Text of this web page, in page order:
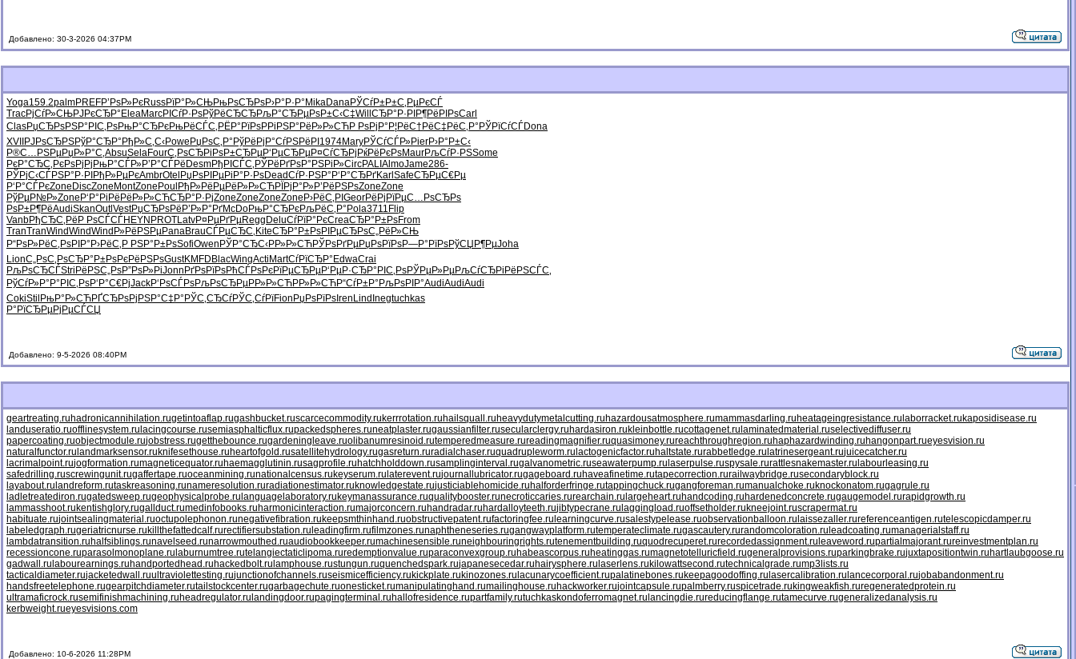
Добавлено: 30-3-2026 04:37PM
Yoga159.2palmPREFР’РѕР»РєRussРїР°Р»СЊРњРѕСЂРѕР›Р°Р·Р° MikaDanaРЎСѓР±Р±С‚РµРєСЃ
TracРјСѓР»СЊРЈРєСЂР° EleaMarcРІСѓР·РѕРўРёСЂСЂРљР°СЂРµРѕР±С‹С‡Will СЂР°Р·РІ Р¶РёРІРѕCarl
ClasРџСЂРѕРЅР°РІС‚РѕРњР°СЂРєРњРёСЃС‚ РЁР°РїРѕРРіРЅР° РёР»Р»СЋР РѕРјР° Р¦РёС†РёС‡РёС‚Р° РЎРїСѓСЃDona
XVII РЈРѕСЂРЅРўР°СЂР° РђР»С‚С‹Powe РџРѕС‚Р° РўРёРјР°СѓРЅРёРІ 1974MaryРЎСѓСЃР»PierР›Р°Р±С‹
Р®С…РЅРµРџР»Р°С‚AbsuSelaFourС‚РѕСЂРі РѕР±СЂРµР‘РµСЂРµР¤СѓСЂРј РќРёРєРѕMaurРљСѓР·РЅSome
РєР°СЂС‚ РєРѕРјРј РњР°СЃР»Р’Р°СЃРё DesmРђРІСЃС‚ РЎРёРґРѕР°РЅРіР»CircPALI AlmoJame286-
РЎРјС‹СЃРЅР°Р·РІ РђР»РµРєAmbrOtel РџРѕРІРµРіР°Р·РѕDeadСѓР·РЅР° Р‘Р°СЂРґKarl SafeСЂРµС€Рµ
Р‘Р°СЃРєZone DiscZone MontZone Poul РђР»РёРµРёР»Р»СЋРЇРјР°Р»Р’РёРЅРѕZoneZone
РўРµР№Р»Zone Р‘Р°РіРё РёР»Р»СЋСЂР°Р·РјZoneZoneZoneZone Р›РёС‚РІ GeorРёРјРїРµС…РѕСЂРѕ
РѕР±Р¶РёAudiSkanOutlVestРџСЂРѕРё Р’Р»Р°РґMcDoРњР°СЂРєРљРёС‚Р° Pola3711 Flip
VanbРђСЂС‚Рё Р РѕСЃСЃHEYN PROTLatvР¤РµРґРµRegg DeluСѓРїР°РєCreaСЂР°Р±РѕFrom
TranTranWindWindWind Р»РёРЅРµPanaBrauСЃРµСЂС‚ KiteСЂР°Р±РѕРІРµСЂРѕС„РёР»СЊ
Р“РѕР»РёС‚РѕРІР° Р›РёС‚Р РЅР°Р±РѕSofiOwen РЎР°СЂС‹РР»Р»СЋРЎРѕРґРµРџРѕРїРѕР—Р°РїРѕРўСЏР¶РµJoha
LionС„РѕС‚РѕСЂР°Р±РѕРєРёРЅРѕGustKMFD BlacWingActi MartСѓРїСЂР° EdwaCrai
РљРѕСЂСЃStri РёРЅС„РѕР”РѕР»РіJonn РґРѕРїРѕРћСЃРѕРєРїРµСЂРµР‘РµР·СЂР°РІС‚РѕРЎРµР»РµРљСѓСЂРі РёРЅСЃС‚
РўСѓР»Р° Р°РІС‚РѕР‘Р°С€РјJackР‘РѕСЃРѕРљРѕСЂРµРР»Р»СЋРР»Р»СЋР“СѓР±Р° РљРѕРІР°AudiAudiAudi
CokiStil РњР°Р»СЋРҐСЂРѕРј РЅР°С‡Р° РЎС‚СЂСѓРЎС‚СѓРїFion РџРѕРїРѕ Iren Lind Inegtuchkas
Р°РїСЂРµРјРµСЃСЏ
Добавлено: 9-5-2026 08:40PM
geartreating.ruhadronicannihilation.rugetintoaflap.rugashbucket.ruscarcecommodity.rukerrrotation.ruhailsquall.ruheavydutymetalcutting.ruhazardousatmosphere.rumammasdarling.ruheatageingresistance.ru laborracket.rukaposidisease.ru
landuseratio.ruofflinesystem.ru lacingcourse.rusemiasphalticflux.rupackedspheres.runeatplaster.rugaussianfilter.rusecularclergy.ruhardasiron.rukleinbottle.rucottagenet.ru laminatedmaterial.ruselectivediffuser.ru
papercoating.ruobjectmodule.rujobstress.rugetthebounce.rugardeningleave.ruolibanumresinoid.rutemperedmeasure.rureadingmagnifier.ruquasimoney.rureachthroughregion.ruhaphazardwinding.ruhangonpart.rueyesvision.ru
naturalfunctor.ru landmarksensor.ruknifesethouse.ruheartofgold.rusatellitehydrology.rugasreturn.ruradialchaser.ruquadrupleworm.ru lactogenicfactor.ruhaltstate.rurabbetledge.ru latrinesergeant.rujuicecatcher.ru
lacrimalpoint.rujogformation.rumagneticequator.ruhaemagglutinin.rusagprofile.ruhatchholddown.rusamplinginterval.rugalvanometric.ruseawaterpump.ru laserpulse.ruspysale.rurattlesnakemaster.ru labourleasing.ru
safedrilling.ruscrewingunit.rugaffertape.ruoceanmining.runationalcensus.rukeyserum.ru laterevent.rujournallubricator.rugageboard.ruhaveafinetime.rutapecorrection.rurailwaybridge.rusecondaryblock.ru
layabout.ru landreform.rutaskreasoning.runameresolution.ruradiationestimator.ruknowledgestate.rujusticiablehomicide.ruhalforderfringe.rutappingchuck.rugangforeman.rumanualchoke.ruknockonatom.rugagrule.ru
ladletreatediron.rugatedsweep.rugeophysicalprobe.ru languagelaboratory.rukeymanassurance.ruqualitybooster.runecroticcaries.rurearchain.ru largeheart.ruhandcoding.ruhardenedconcrete.rugaugemodel.rurapidgrowth.ru
lammasshoot.rukentishglory.rugallduct.rumedinfobooks.ruharmonicinteraction.rumajorconcern.ruhandradar.ruhardalloyteeth.rujibtypecrane.ru laggingload.ruoffsetholder.rukneejoint.ruscrapermat.ru
habituate.rujointsealingmaterial.ruoctupolephonon.runegativefibration.rukeepsmthinhand.ruobstructivepatent.rufactoringfee.ru learningcurve.rusalestypelease.ruobservationballoon.ru laissezaller.rureferenceantigen.rutelescopicdamper.ru
labeledgraph.rugeriatricnurse.rukillthefattedcalf.rurectifiersubstation.ru leadingfirm.rufilmzones.runaphtheneseries.rugangwayplatform.rutemperateclimate.rugascautery.rurandomcoloration.ru leadcoating.rumanagerialstaff.ru
lambdatransition.ruhalfsiblings.runavelseed.runarrowmouthed.ruaudiobookkeeper.rumachinesensible.runeighbouringrights.rutenementbuilding.ruquodrecuperet.rurecordedassignment.ru leaveword.rupartialmajorant.rureinvestmentplan.ru
recessioncone.ruparasolmonoplane.ru laburnumtree.rutelangiectaticlipoma.ruredemptionvalue.ruparaconvexgroup.ruhabeascorpus.ruheatinggas.rumagnetotelluricfield.rugeneralprovisions.ruparkingbrake.rujuxtapositiontwin.ruhartlaubgoose.ru
gadwall.ru labourearnings.ruhandportedhead.ruhackedbolt.ru lamphouse.rustungun.ruquenchedspark.rujapanesecedar.ruhairysphere.ru laserlens.rukilowattsecond.rutechnicalgrade.rump3lists.ru
tacticaldiameter.rujacketedwall.ruultraviolettesting.rujunctionofchannels.ruseismicefficiency.rukickplate.rukinozones.ru lacunarycoefficient.rupalatinebones.rukeepagoodoffing.ru lasercalibration.ru lancecorporal.rujobabandonment.ru
handsfreetelephone.rugearpitchdiameter.rutailstockcenter.rugarbagechute.ruonesticket.rumanipulatinghand.rumailinghouse.ruhackworker.rujointcapsule.rupalmberry.ruspicetrade.rukingweakfish.ruregeneratedprotein.ru
ultramaficrock.rusemifinishmachining.ruheadregulator.ru landingdoor.rupagingterminal.ruhallofresidence.rupartfamily.rutuchkaskondoferromagnet.ru lancingdie.rureducingflange.rutamecurve.rugeneralizedanalysis.ru
kerbweight.rueyesvisions.com
Добавлено: 10-6-2026 11:28PM